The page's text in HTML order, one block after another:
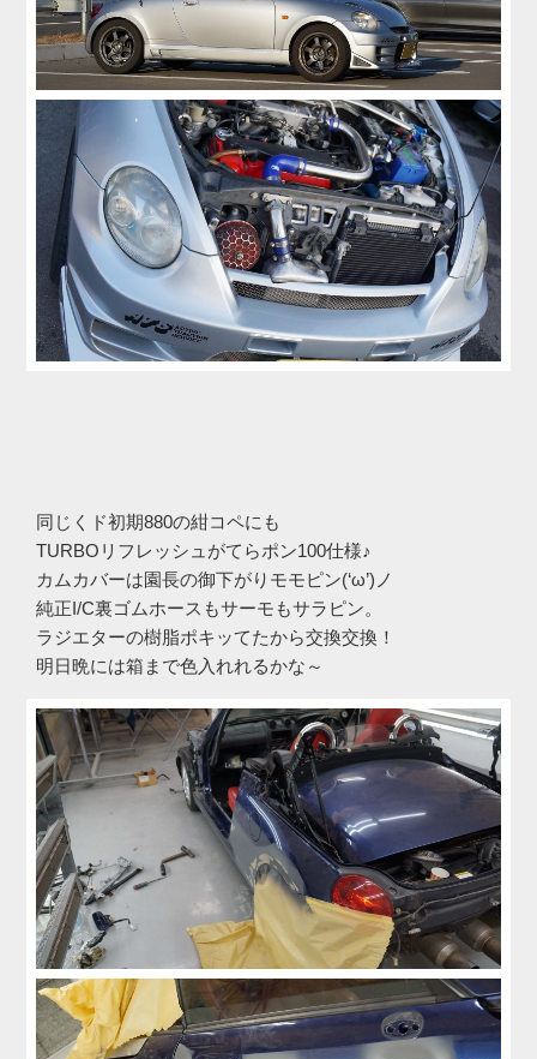
同じくド初期880の紺コペにも
TURBOリフレッシュがてらポン100仕様♪
カムカバーは園長の御下がりモモピン(‘ω’)ノ
純正I/C裏ゴムホースもサーモもサラピン。
ラジエターの樹脂ポキッてたから交換交換！
明日晩には箱まで色入れれるかな～